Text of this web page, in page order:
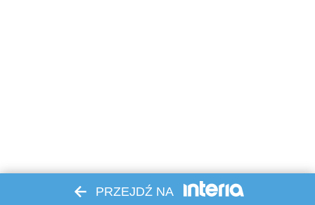
PRZEJDŹ NA